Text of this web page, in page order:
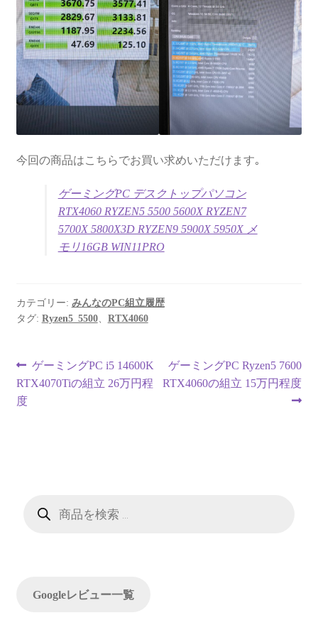
今回の商品はこちらでお買い求めいただけます｡
ゲーミングPC デスクトップパソコン
RTX4060 RYZEN5 5500 5600X RYZEN7
5700X 5800X3D RYZEN9 5900X 5950X メ
モリ16GB WIN11PRO
カテゴリー: みんなのPC組立履歴
タグ: Ryzen5_5500、 RTX4060
投
稿
ー
ン
前
の
ゲーミングPC i5 14600K
RTX4070Tiの組立 26万円程
度
次
の
ゲーミングPC Ryzen5 7600
RTX4060の組立 15万円程度
Googleレビュー一覧